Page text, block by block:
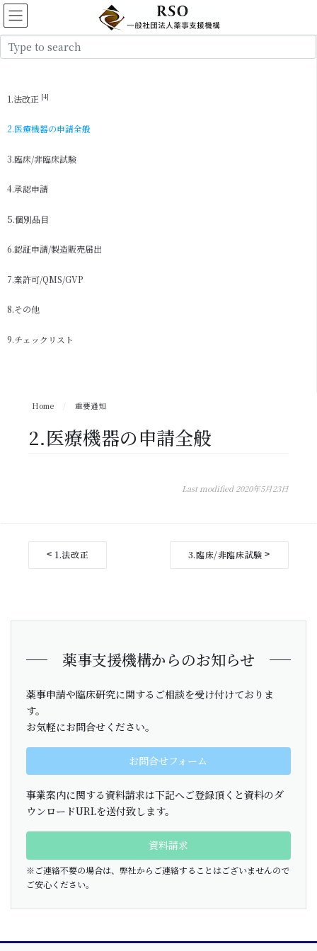
コ
ン
テ
移
ナ
ビ
ゲ
ン
移
1.法改正 [4]
2.医療機器の申請全般
3.臨床/非臨床試験
4.承認申請
5.個別品目
6.認証申請/製造販売届出
7.業許可/QMS/GVP
8.その他
9.チェックリスト
Home 重要通知
2.医療機器の申請全般
Last modified 2020年5月23日
D
n
v
i
g
a
t
o
n
< 1.法改正 3.臨床/非臨床試験>
薬事支援機構からのお知らせ
薬事申請や臨床研究に関するご相談を受け付けておりま
す。
お気軽にお問合せください。
お問合せフォーム
事業案内に関する資料請求は下記へご登録頂くと資料のダ
ウンロードURLを送付致します。
資料請求
※ご連絡不要の場合は、弊社からご連絡することはございませんので
ご安心ください。